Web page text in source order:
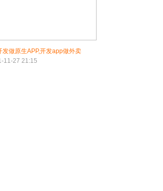
发做原生APP,开发app做外卖
11-27 21:15